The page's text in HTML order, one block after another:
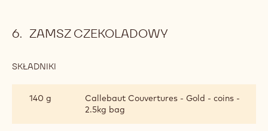
ZAMSZ CZEKOLADOWY
SKŁADNIKI
140 g
Callebaut Couvertures - Gold - coins -
2.5kg bag